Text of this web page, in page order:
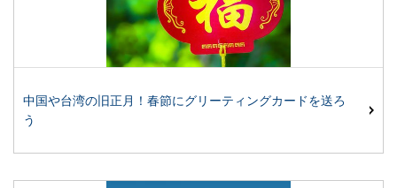
中国や台湾の旧正月！春節にグリーティングカードを送ろ
う